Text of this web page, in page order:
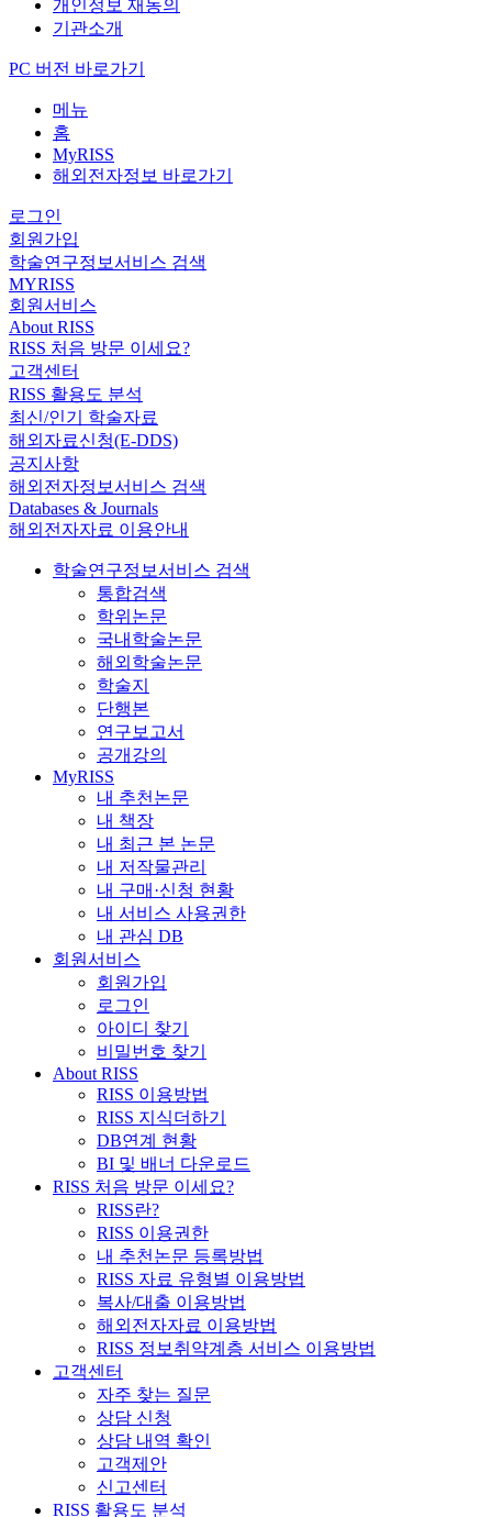
개인정보 재동의
기관소개
PC 버전 바로가기
메뉴
홈
MyRISS
해외전자정보 바로가기
로그인
회원가입
학술연구정보서비스 검색
MYRISS
회원서비스
About RISS
RISS 처음 방문 이세요?
고객센터
RISS 활용도 분석
최신/인기 학술자료
해외자료신청(E-DDS)
공지사항
해외전자정보서비스 검색
Databases & Journals
해외전자자료 이용안내
학술연구정보서비스 검색
통합검색
학위논문
국내학술논문
해외학술논문
학술지
단행본
연구보고서
공개강의
MyRISS
내 추천논문
내 책장
내 최근 본 논문
내 저작물관리
내 구매·신청 현황
내 서비스 사용권한
내 관심 DB
회원서비스
회원가입
로그인
아이디 찾기
비밀번호 찾기
About RISS
RISS 이용방법
RISS 지식더하기
DB연계 현황
BI 및 배너 다운로드
RISS 처음 방문 이세요?
RISS란?
RISS 이용권한
내 추천논문 등록방법
RISS 자료 유형별 이용방법
복사/대출 이용방법
해외전자자료 이용방법
RISS 정보취약계층 서비스 이용방법
고객센터
자주 찾는 질문
상담 신청
상담 내역 확인
고객제안
신고센터
RISS 활용도 분석